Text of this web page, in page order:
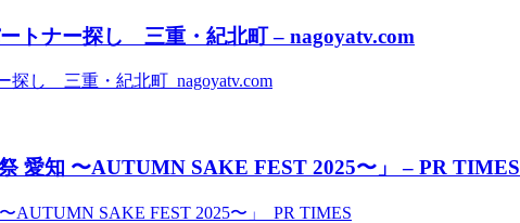
トナー探し 三重・紀北町 – nagoyatv.com
探し 三重・紀北町 nagoyatv.com
愛知 〜AUTUMN SAKE FEST 2025〜」 – PR TIMES
AUTUMN SAKE FEST 2025〜」 PR TIMES